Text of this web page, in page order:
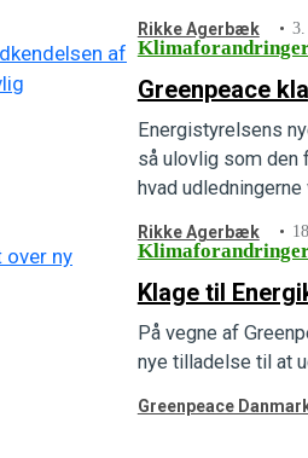
Rikke Agerbæk 3.
Greenpeace
Energistyrelsens
så ulovlig som den
hvad
Rikke Agerbæk
Klage til
På vegne af
nye tilladelse til at
Greenpeace